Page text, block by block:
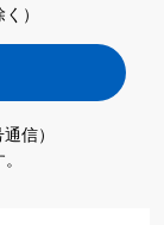
）
信）